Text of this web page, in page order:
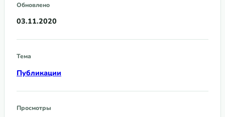
Обновлено
03.11.2020
Тема
Публикации
Просмотры